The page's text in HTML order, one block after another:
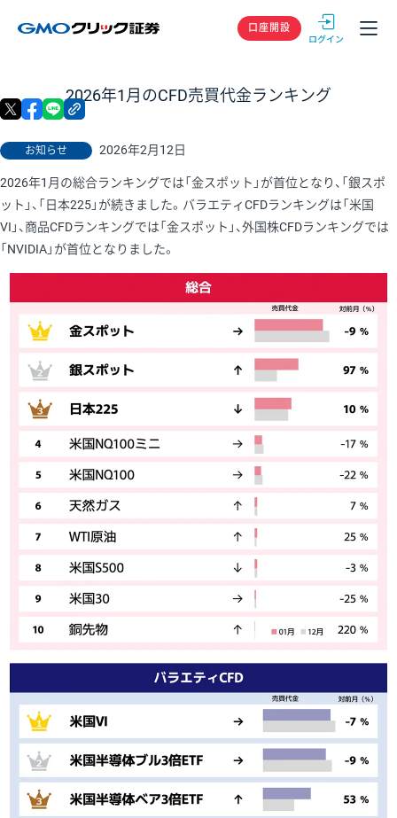
GMOクリック
口座開設
2026年1月のCFD売買代金ランキング
お知らせ 2026年2月12日
X facebook
2026年1月の総合ランキングでは「金スポット」が首位となり、「銀スポ
ット」、「日本225」が続きました。バラエティCFDランキングは「米国
VI」、商品CFDランキングでは「金スポット」、外国株CFDランキングでは
「NVIDIA」が首位となりました。